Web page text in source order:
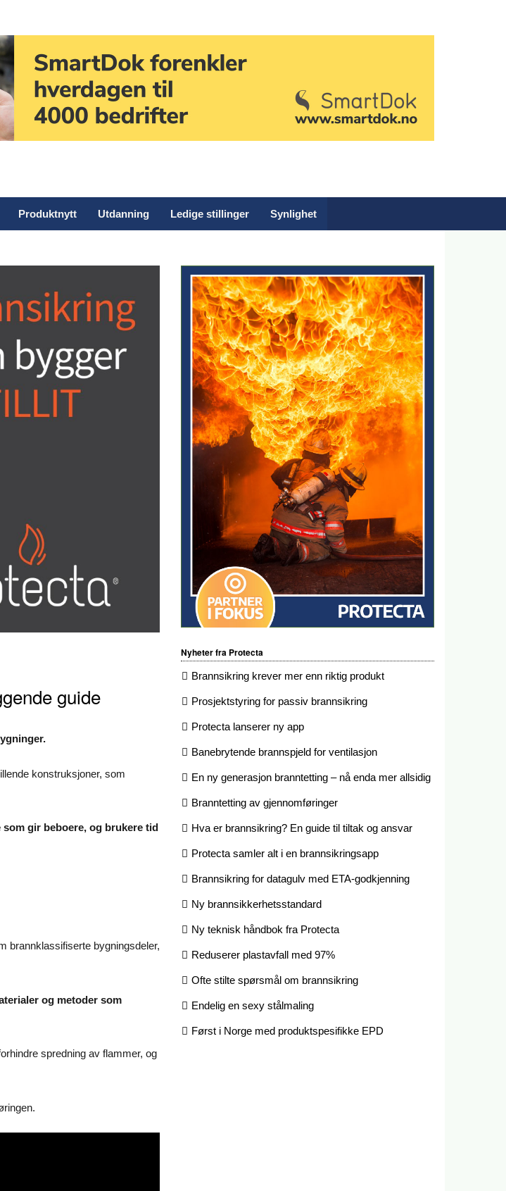
Produktnytt Utdanning Ledige stillinger Synlighet
guide
konstruksjoner, som
gir beboere, og brukere tid
brannklassifiserte bygningsdeler,
og metoder som
spredning av flammer, og
Nyheter fra Protecta
Brannsikring krever mer enn riktig produkt
Prosjektstyring for passiv brannsikring
Protecta lanserer ny app
Banebrytende brannspjeld for ventilasjon
En ny generasjon branntetting – nå enda mer allsidig
Branntetting av gjennomføringer
Hva er brannsikring? En guide til tiltak og ansvar
Protecta samler alt i en brannsikringsapp
Brannsikring for datagulv med ETA-godkjenning
Ny brannsikkerhetsstandard
Ny teknisk håndbok fra Protecta
Reduserer plastavfall med 97%
Ofte stilte spørsmål om brannsikring
Endelig en sexy stålmaling
Først i Norge med produktspesifikke EPD